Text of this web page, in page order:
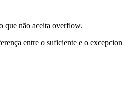
que não aceita overflow.
entre o suficiente e o